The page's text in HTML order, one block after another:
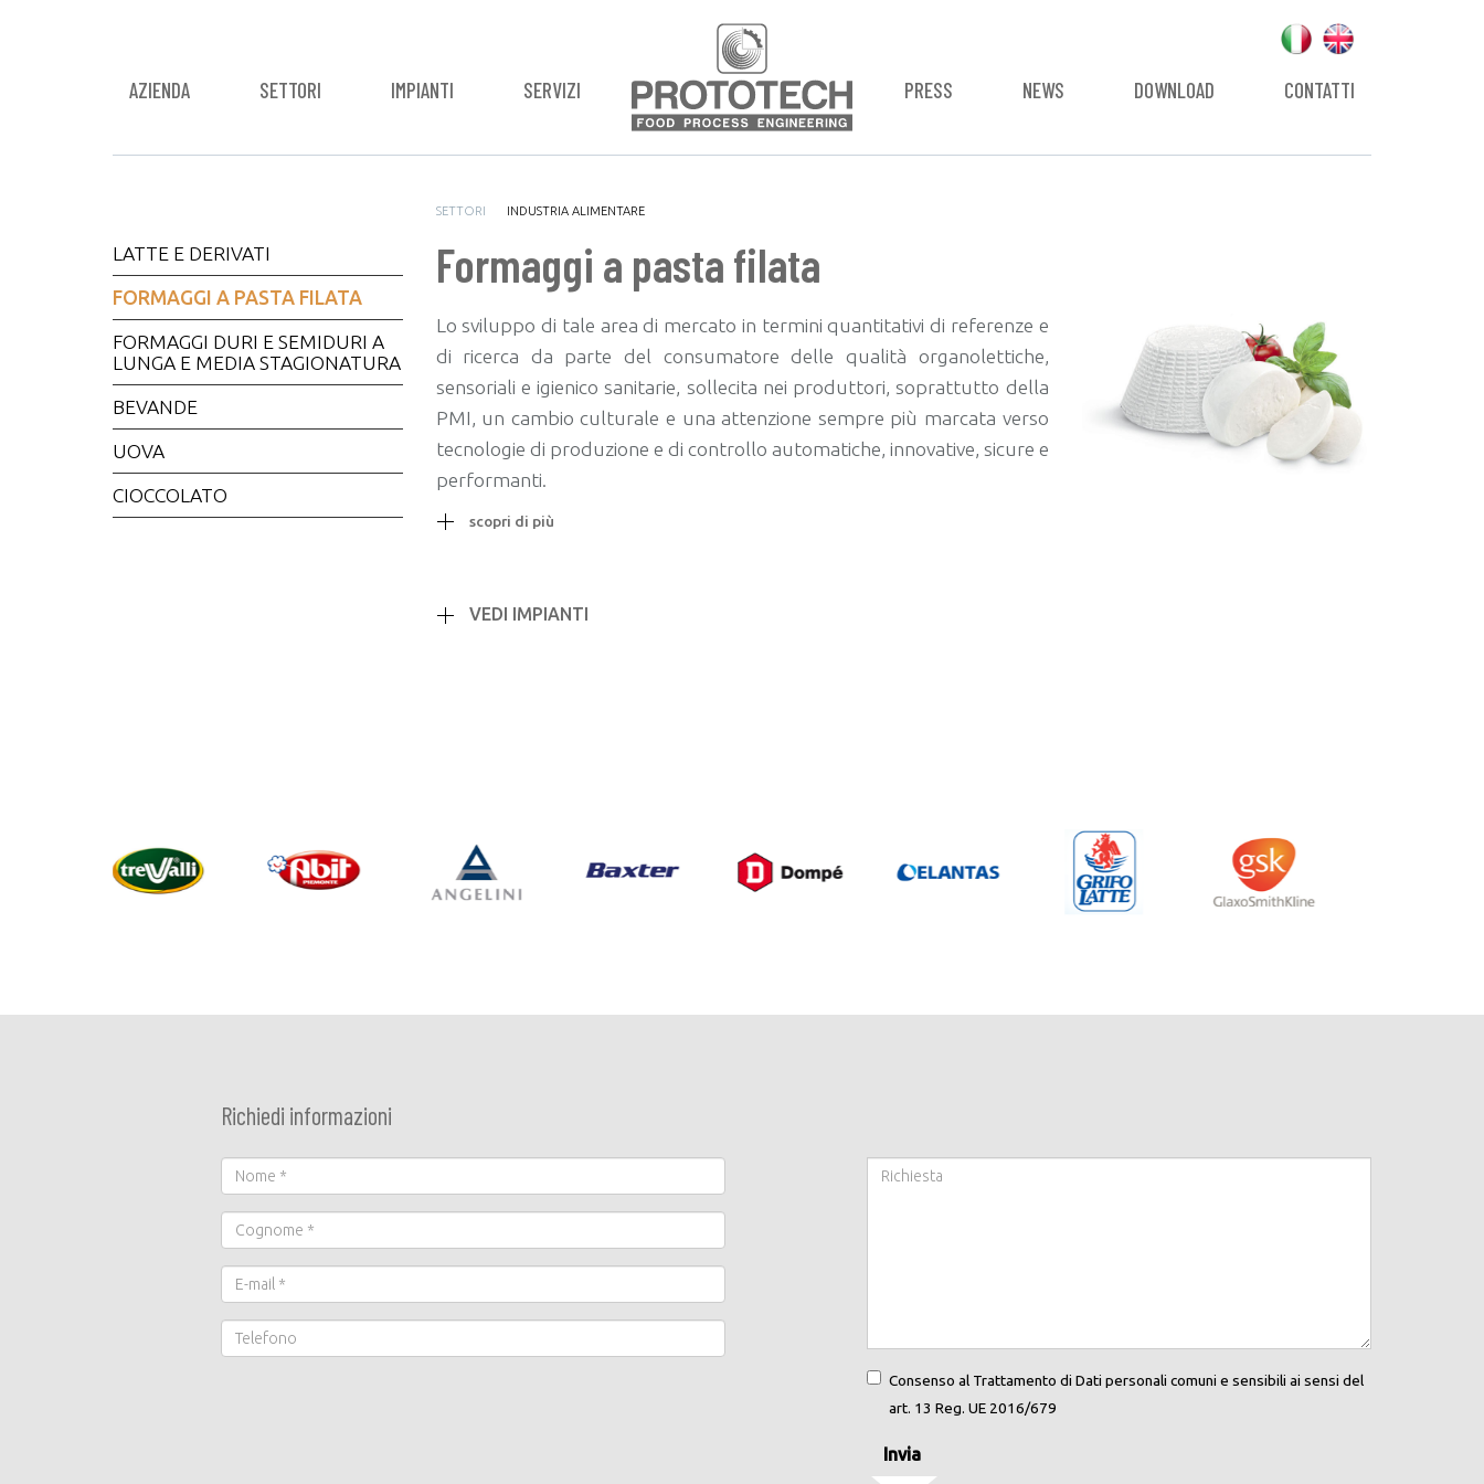
AZIENDA SETTORI IMPIANTI SERVIZI PRESS NEWS DOWNLOAD CONTATTI
LATTE E DERIVATI
FORMAGGI A PASTA FILATA
FORMAGGI DURI E SEMIDURI A
LUNGA E MEDIA STAGIONATURA
BEVANDE
UOVA
CIOCCOLATO
SETTORI INDUSTRIA ALIMENTARE
Formaggi a pasta filata
Lo sviluppo di tale area di mercato in termini quantitativi di referenze e
di ricerca da parte del consumatore delle qualità organolettiche,
sensoriali e igienico sanitarie, sollecita nei produttori, soprattutto della
PMI, un cambio culturale e una attenzione sempre più marcata verso
tecnologie di produzione e di controllo automatiche, innovative, sicure e
performanti.
scopri di più
VEDI IMPIANTI
Richiedi informazioni
Consenso al Trattamento di Dati personali comuni e sensibili ai sensi del
art. 13 Reg. UE 2016/679
Invia